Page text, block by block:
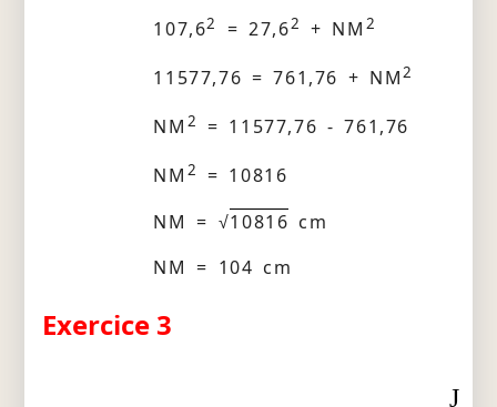
107,62 = 27,62 + NM 2
11577,76 = 761,76 + NM2
NM 2 = 11577,76 - 761,76
NM 2
= 10816
NM = √10816 cm
NM = 104 cm
Exercice 3
J